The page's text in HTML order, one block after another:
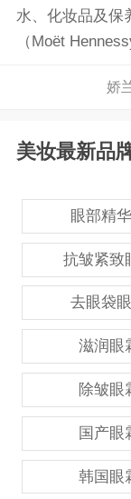
水、化妆品及保
（Moët
推出的娇兰香
质与幽雅浪漫的
娇
美妆最新品
眼部精
抗皱紧致
去眼袋
滋润眼
除皱眼
国产眼
韩国眼